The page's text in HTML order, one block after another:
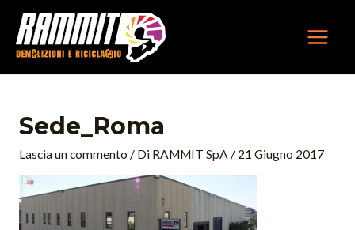
contenuto
Sede_Roma
Lascia un commento / Di RAMMIT SpA / 21 Giugno 2017